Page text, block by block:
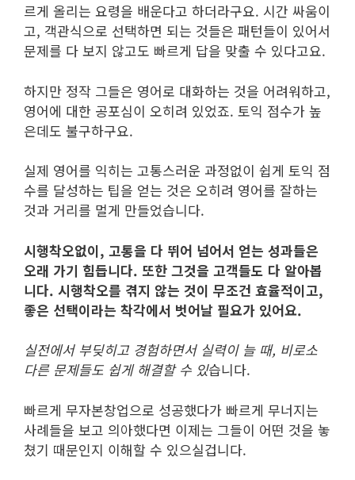
르게 올리는 요령을 배운다고 하더라구요. 시간 싸움이
고, 객관식으로 선택하면 되는 것들은 패턴들이 있어서
문제를 다 보지 않고도 빠르게 답을 맞출 수 있다고요.
하지만 정작 그들은 영어로 대화하는 것을 어려워하고,
영어에 대한 공포심이 오히려 있었죠. 토익 점수가 높
은데도 불구하구요.
실제 영어를 익히는 고통스러운 과정없이 쉽게 토익 점
수를 달성하는 팁을 얻는 것은 오히려 영어를 잘하는
것과 거리를 멀게 만들었습니다.
시행착오없이, 고통을 다 뛰어 넘어서 얻는 성과들은
오래 가기 힘듭니다. 또한 그것을 고객들도 다 알아봅
니다. 시행착오를 겪지 않는 것이 무조건 효율적이고,
좋은 선택이라는 착각에서 벗어날 필요가 있어요.
실전에서 부딪히고 경험하면서 실력이 늘 때, 비로소
다른 문제들도 쉽게 해결할 수 있습니다.
빠르게 무자본창업으로 성공했다가 빠르게 무너지는
사례들을 보고 의아했다면 이제는 그들이 어떤 것을 놓
쳤기 때문인지 이해할 수 있으실겁니다.